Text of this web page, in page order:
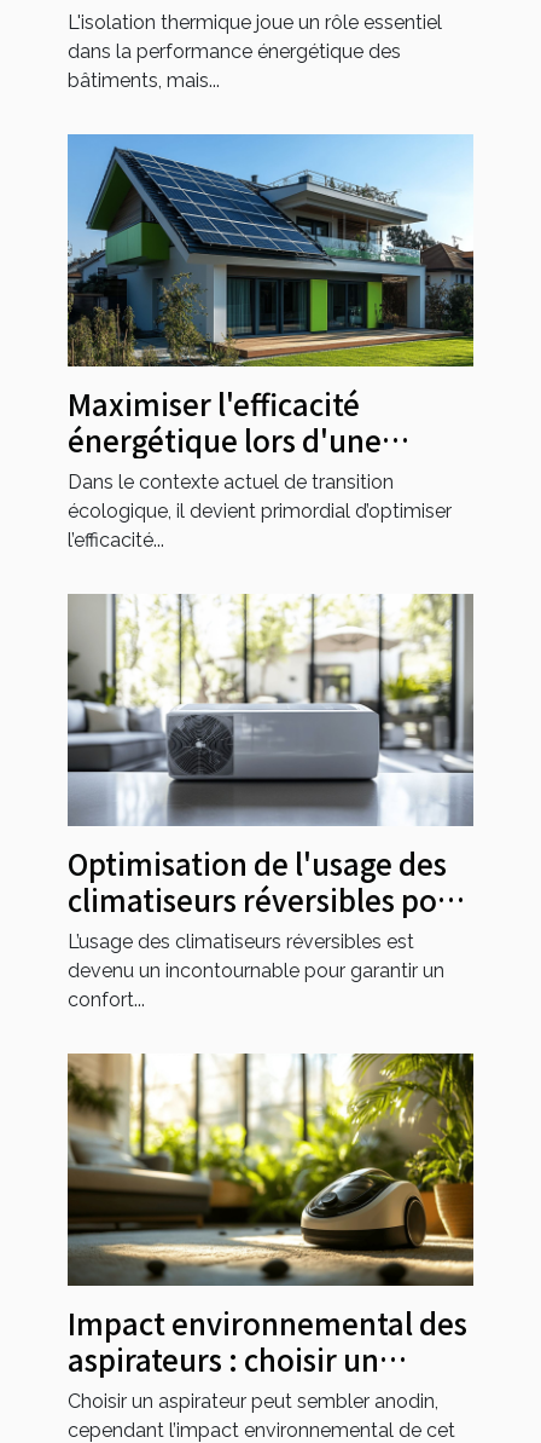
différentes méthodes
d'isolation thermique
L'isolation thermique joue un rôle essentiel
dans la performance énergétique des
bâtiments, mais...
Maximiser l'efficacité
énergétique lors d'une
rénovation globale
Dans le contexte actuel de transition
écologique, il devient primordial d’optimiser
l’efficacité...
Optimisation de l'usage des
climatiseurs réversibles pour
toutes les saisons
L’usage des climatiseurs réversibles est
devenu un incontournable pour garantir un
confort...
Impact environnemental des
aspirateurs : choisir un
modèle éco-responsable
Choisir un aspirateur peut sembler anodin,
cependant l’impact environnemental de cet